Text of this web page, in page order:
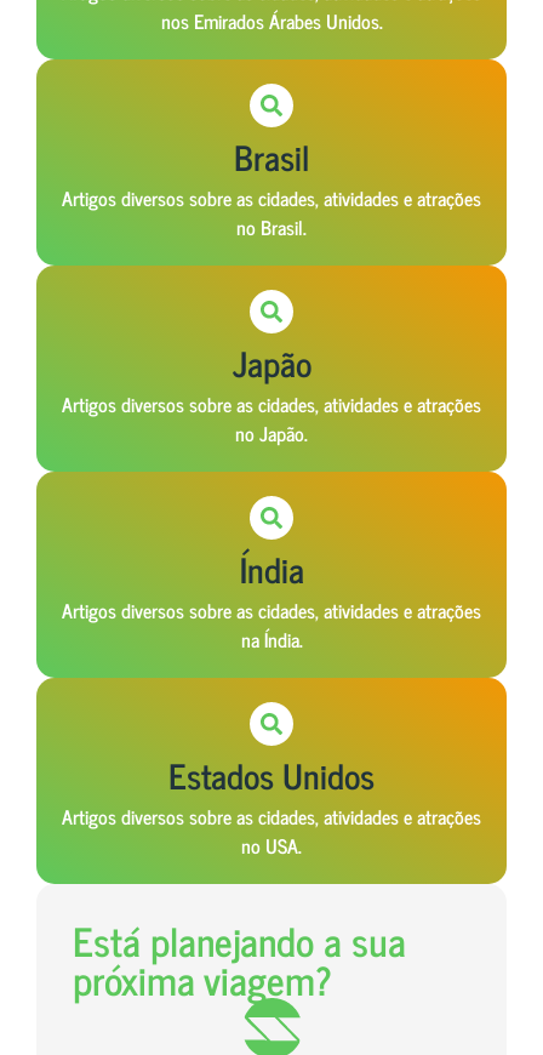
nos Emirados Árabes Unidos.
Brasil
Artigos diversos sobre as cidades, atividades e atrações
no Brasil.
Japão
Artigos diversos sobre as cidades, atividades e atrações
no Japão.
Índia
Artigos diversos sobre as cidades, atividades e atrações
na Índia.
Estados Unidos
Artigos diversos sobre as cidades, atividades e atrações
no USA.
Está planejando a sua
próxima viagem?